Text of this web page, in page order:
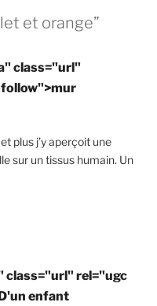
et orange”
class="url"
plus j’y aperçoit une
sur un tissus humain. Un
class="url" rel="ugc
enfant